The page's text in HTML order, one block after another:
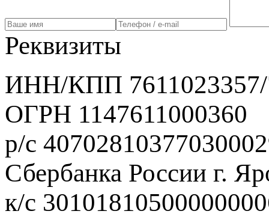
Реквизиты
ИНН/КПП 7611023357/
ОГРН 1147611000360
р/с
Сбербанка России г.
к/с